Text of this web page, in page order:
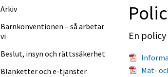
En
Mat-
Arkiv
Barnkonventionen – så arbetar
vi
Beslut, insyn och rättssäkerhet
Blanketter och e-tjänster